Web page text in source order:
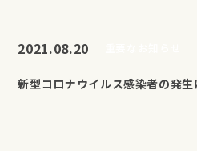
2021.08.20
新型コロナウイルス感染者の発生